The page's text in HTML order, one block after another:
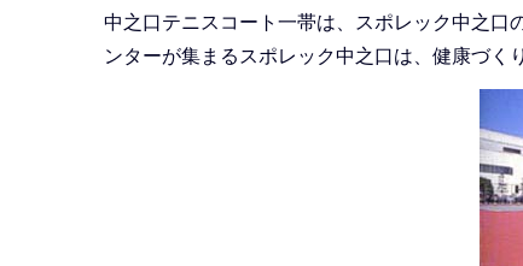
中之口テニスコート一帯は、スポレック中之口
ンターが集まるスポレック中之口は、健康づく